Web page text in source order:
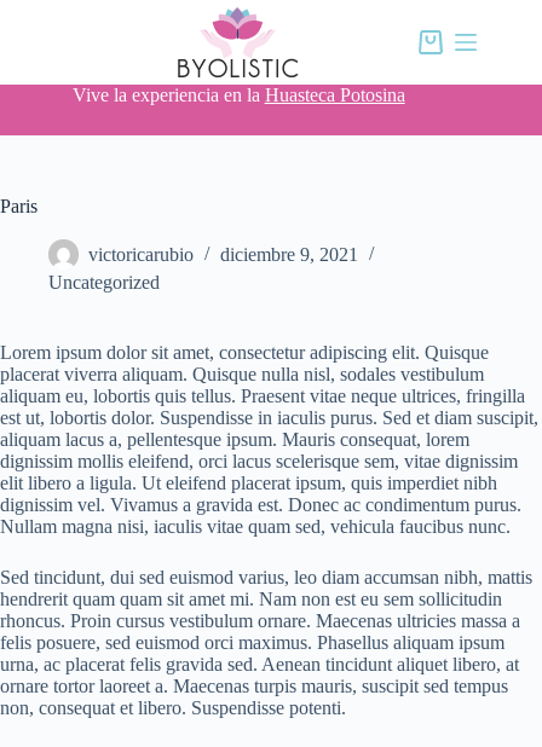
Carro
Vive la experiencia en la Huasteca Potosina
Paris
victoricarubio
diciembre 9, 2021
Uncategorized
Lorem ipsum dolor sit amet, consectetur adipiscing elit. Quisque
placerat viverra aliquam. Quisque nulla nisl, sodales vestibulum
aliquam eu, lobortis quis tellus. Praesent vitae neque ultrices, fringilla
est ut, lobortis dolor. Suspendisse in iaculis purus. Sed et diam suscipit,
aliquam lacus a, pellentesque ipsum. Mauris consequat, lorem
dignissim mollis eleifend, orci lacus scelerisque sem, vitae dignissim
elit libero a ligula. Ut eleifend placerat ipsum, quis imperdiet nibh
dignissim vel. Vivamus a gravida est. Donec ac condimentum purus.
Nullam magna nisi, iaculis vitae quam sed, vehicula faucibus nunc.
Sed tincidunt, dui sed euismod varius, leo diam accumsan nibh, mattis
hendrerit quam quam sit amet mi. Nam non est eu sem sollicitudin
rhoncus. Proin cursus vestibulum ornare. Maecenas ultricies massa a
felis posuere, sed euismod orci maximus. Phasellus aliquam ipsum
urna, ac placerat felis gravida sed. Aenean tincidunt aliquet libero, at
ornare tortor laoreet a. Maecenas turpis mauris, suscipit sed tempus
non, consequat et libero. Suspendisse potenti.